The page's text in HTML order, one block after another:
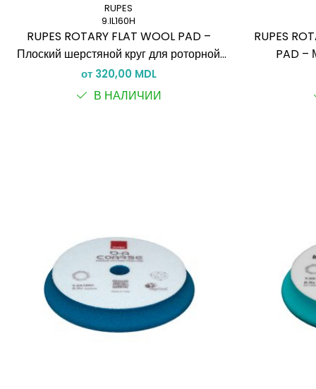
RUPES
9.IL160H
RUPES ROTARY FLAT WOOL PAD –
Плоский шерстяной круг для роторной
полировки
от 320,00 MDL
В НАЛИЧИИ
RUPES
PAD –